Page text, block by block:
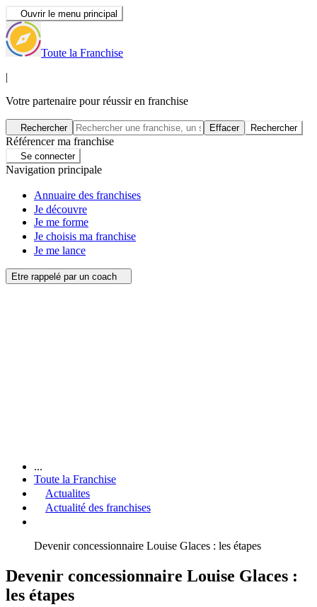
Ouvrir le menu principal
Toute la Franchise
|
Votre partenaire pour réussir en franchise
Rechercher Effacer Rechercher
Référencer ma franchise
Se connecter
Navigation principale
Annuaire des franchises
Je découvre
Je me forme
Je choisis ma franchise
Je me lance
Etre rappelé par un coach
...
Toute la Franchise
Actualites
Actualité des franchises
Devenir concessionnaire Louise Glaces : les étapes
Devenir concessionnaire Louise Glaces :
les étapes